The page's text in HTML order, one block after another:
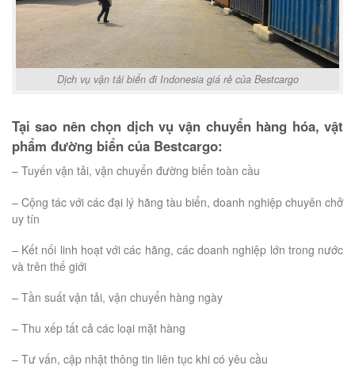
Dịch vụ vận tải biển đi Indonesia giá rẻ của Bestcargo
Tại sao nên chọn dịch vụ vận chuyển hàng hóa, vật
phẩm đường biển của Bestcargo:
– Tuyến vận tải, vận chuyển đường biển toàn cầu
– Cộng tác với các đại lý hãng tàu biển, doanh nghiệp chuyên chở
uy tín
– Kết nối linh hoạt với các hãng, các doanh nghiệp lớn trong nước
và trên thế giới
– Tần suất vận tải, vận chuyển hàng ngày
– Thu xếp tất cả các loại mặt hàng
– Tư vấn, cập nhật thông tin liên tục khi có yêu cầu